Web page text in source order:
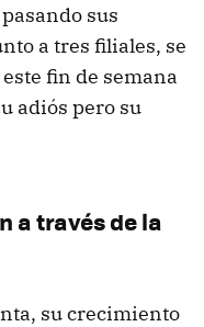
sus
a tres filiales, se
fin de semana
adiós pero su
a través de la
su crecimiento